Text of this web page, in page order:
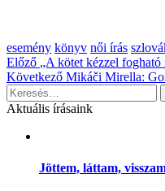
Kategória:
esemény könyv női írás
Bejegyzés
navigáció
Előző „A kötet kézzel fogható
Következő Mikáči Mirella:
Keresés:
Aktuális írásaink
Jöttem, láttam,